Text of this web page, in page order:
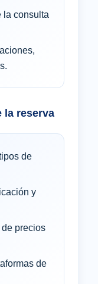
la consulta
la reserva
de
y
precios
de